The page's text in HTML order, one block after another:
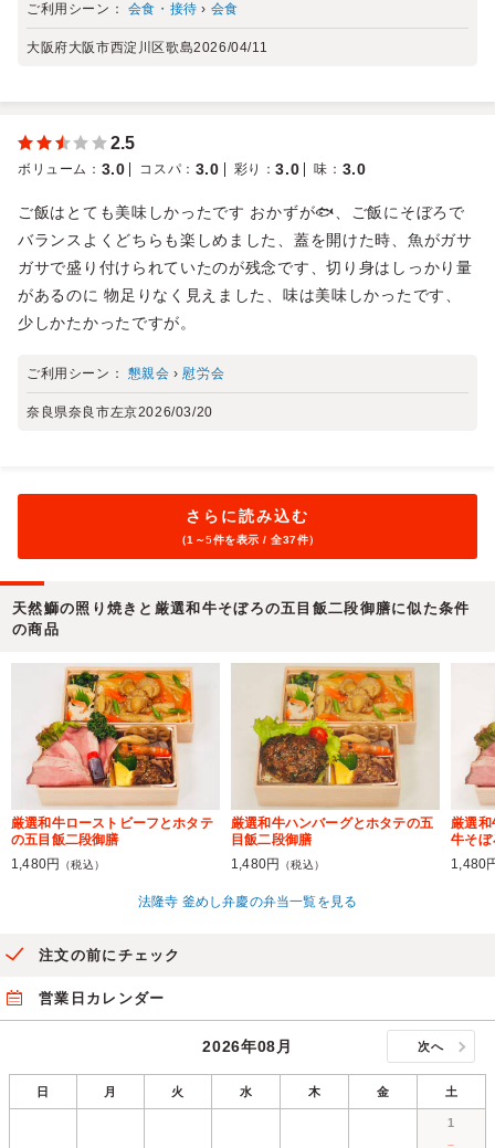
ご利用シーン： 会食・接待 › 会食
大阪府大阪市西淀川区歌島2026/04/11
2.5
ボリューム ： 3.0 コスパ ： 3.0 彩り ：3.0 味 ： 3.0
ご飯はとても美味しかったです おかずが🐟、ご飯にそぼろで
バランスよくどちらも楽しめました、蓋を開けた時、魚がガサ
ガサで盛り付けられていたのが残念です、切り身はしっかり量
があるのに 物足りなく見えました、味は美味しかったです、
少しかたかったですが。
ご利用シーン： 懇親会 ›慰労会
奈良県奈良市左京2026/03/20
さらに読み込む
（1～5件を表示 / 全37件）
天然鰤の照り焼きと厳選和牛そぼろの五目飯二段御膳に似た条件
の商品
厳選和牛ローストビーフとホタテ
の五目飯二段御膳
1,480円
（税込）
厳選和牛ハンバーグとホタテの五
目飯二段御膳
1,480円
（税込）
厳選
牛そぼ
1,480
法隆寺 釜めし弁慶の弁当一覧を見る
注文の前にチェック
営業日カレンダー
2026年08月 次へ
日 月 火 水 木 金 土
1